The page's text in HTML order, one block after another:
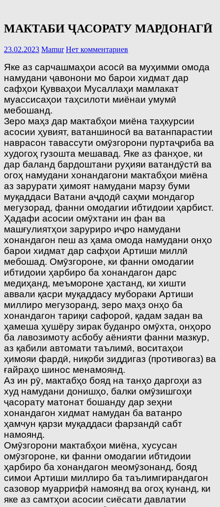
МАКТАБИ ҶАСОРАТУ МАРДОНАГӢ
23.02.2023 Mamur Нет комментариев
Яке аз сарчашмаҳои асосӣ ва муҳимми омода
намудани ҷавонони мо барои хидмат дар
сафҳои Қувваҳои Мусаллаҳи мамлакат
муассисаҳои таҳсилоти миёнаи умумӣ
мебошанд.
Зеро маҳз дар мактабҳои миёна таҳкурсии
асосии ҳувият, ватаншиносӣ ва ватанпарастии
наврасон тавассути омӯзгорони пуртаҷриба ва
худогоҳ гузошта мешавад. Яке аз фанҳое, ки
дар баланд бардоштани руҳияи ватандӯстӣ ва
огоҳ намудани хонандагони мактабҳои миёна
аз зарурати ҳимоят намудани марзу буми
муқаддаси Ватани аҷдодӣ саҳми мондагор
мегузорад, фанни омодагии ибтидоии ҳарбист.
Ҳадафи асосии омӯхтани ин фан ва
машғулиятҳои заруриро иҷро намудани
хонандагон пеш аз ҳама омода намудани онҳо
барои хидмат дар сафҳои Артиши миллӣ
мебошад. Омӯзгороне, ки фанни омодагии
ибтидоии ҳарбиро ба хонандагон дарс
медиҳанд, меъмороне ҳастанд, ки хишти
аввали қасри муқаддасу мубораки Артиши
миллиро мегузоранд, зеро маҳз онҳо ба
хонандагон тариқи сафороӣ, қадам задан ва
ҳамеша ҳушёру зирак буданро омӯхта, онҳоро
ба лавозимоту асбобу аёнияти фанни мазкур,
аз қабили автомати таълимӣ, воситаҳои
ҳимояи фардӣ, ниқоби зиддигаз (противогаз) ва
ғайраҳо шинос менамоянд.
Аз ин рӯ, мактабҳо бояд на танҳо даргоҳи аз
худ намудани донишҳо, балки омӯзишгоҳи
ҷасорату матонат бошанду дар зеҳни
хонандагон хидмат намудан ба ватанро
ҳамчун қарзи муқаддаси фарзандӣ сабт
намоянд.
Омӯзгорони мактабҳои миёна, хусусан
омӯзгороне, ки фанни омодагии ибтидоии
ҳарбиро ба хонандагон меомӯзонанд, бояд
симои Артиши миллиро ба таълимгирандагон
сазовор муаррифӣ намоянд ва огоҳ кунанд, ки
яке аз самтҳои асосии сиёсати давлатии